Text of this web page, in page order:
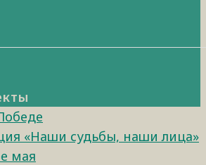
«Наши судьбы, наши лица»
мая